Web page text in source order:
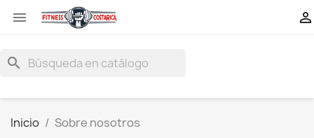
 
search
Inicio Sobre nosotros